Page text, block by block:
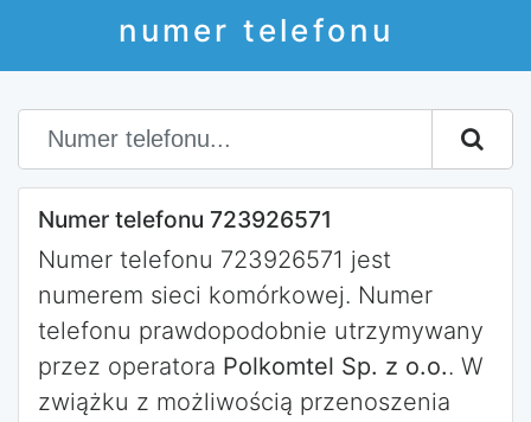
numer telefonu
Numer telefonu 723926571
Numer telefonu 723926571 jest
numerem sieci komórkowej. Numer
telefonu prawdopodobnie utrzymywany
przez operatora Polkomtel Sp. z o.o.. W
zwiążku z możliwością przenoszenia